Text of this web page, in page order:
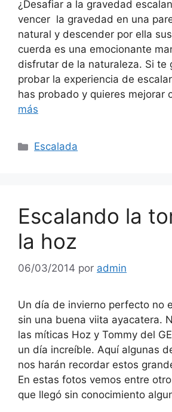
¿Desafiar a la gravedad
vencer la gravedad en una
natural y descender por ella
cuerda es una emocionante
disfrutar de la naturaleza. Si te
probar la experiencia de
has probado y quieres mejorar
más
Categorías
Escalada
Escalando la
la hoz
06/03/2014 por admin
Un día de invierno perfecto no
sin una buena viita ayacatera.
las míticas Hoz y Tommy del
un día increíble. Aquí algunas
nos harán recordar estos
En estas fotos vemos entre
que llegó sin conocimiento